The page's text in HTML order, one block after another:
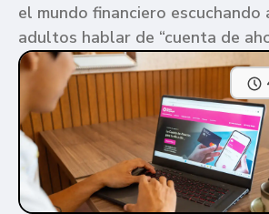
el mundo financiero escuchando
adultos hablar de “cuenta de
“cuenta corriente”. Ambas
parecen similares y puede ser
pero te contamos en qué
una y sus diferencias.